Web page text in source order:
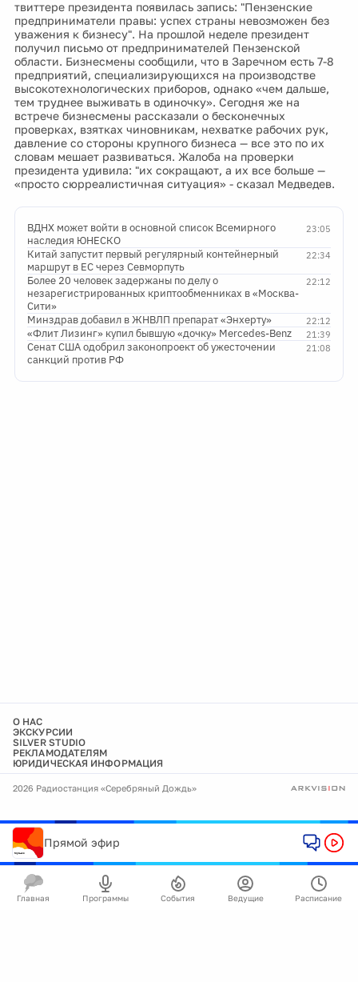
твиттере президента появилась запись: "Пензенские
предприниматели правы: успех страны невозможен без
уважения к бизнесу". На прошлой неделе президент
получил письмо от предпринимателей Пензенской
области. Бизнесмены сообщили, что в Заречном есть 7-8
предприятий, специализирующихся на производстве
высокотехнологических приборов, однако «чем дальше,
тем труднее выживать в одиночку». Сегодня же на
встрече бизнесмены рассказали о бесконечных
проверках, взятках чиновникам, нехватке рабочих рук,
давление со стороны крупного бизнеса — все это по их
словам мешает развиваться. Жалоба на проверки
президента удивила: "их сокращают, а их все больше —
«просто сюрреалистичная ситуация» - сказал Медведев.
23:05
ВДНХ может войти в основной список Всемирного
наследия ЮНЕСКО
22:34
Китай запустит первый регулярный контейнерный
маршрут в ЕС через Севморпуть
22:12
Более 20 человек задержаны по делу о
незарегистрированных криптообменниках в «Москва-
Сити»
22:12
Минздрав добавил в ЖНВЛП препарат «Энхерту»
21:39
«Флит Лизинг» купил бывшую «дочку» Mercedes-Benz
21:08
Сенат США одобрил законопроект об ужесточении
санкций против РФ
О НАС
ЭКСКУРСИИ
SILVER STUDIO
РЕКЛАМОДАТЕЛЯМ
ЮРИДИЧЕСКАЯ ИНФОРМАЦИЯ
2026 Радиостанция «Серебряный Дождь»
Прямой эфир
Главная Программы События Ведущие Расписание